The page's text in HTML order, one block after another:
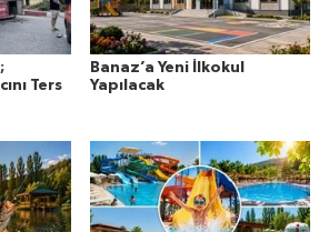
Ters
Banaz’a Yeni İlkokul
Yapılacak